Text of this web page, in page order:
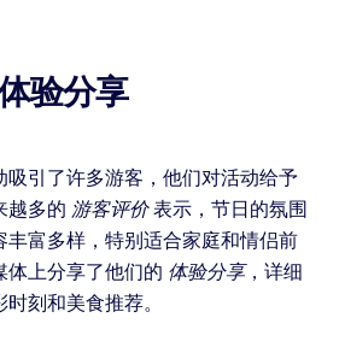
验分享
吸引了许多游客，他们对活动给予
越多的 游客评价表示，节日的氛围
丰富多样，特别适合家庭和情侣前
体上分享了他们的 体验分享，详细
刻和美食推荐。